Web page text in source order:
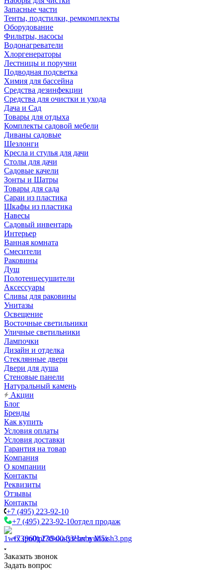
Запасные части
Тенты, подстилки, ремкомплекты
Оборудование
Фильтры, насосы
Водонагреватели
Хлоргенераторы
Лестницы и поручни
Подводная подсветка
Химия для бассейна
Средства дезинфекции
Средства для очистки и ухода
Дача и Сад
Товары для отдыха
Комплекты садовой мебели
Диваны садовые
Шезлонги
Кресла и стулья для дачи
Столы для дачи
Садовые качели
Зонты и Шатры
Товары для сада
Сараи из пластика
Шкафы из пластика
Навесы
Садовый инвентарь
Интерьер
Ванная комната
Смесители
Раковины
Душ
Полотенцесушители
Аксессуары
Сливы для раковины
Унитазы
Освещение
Восточные светильники
Уличные светильники
Лампочки
Дизайн и отделка
Стеклянные двери
Двери для душа
Стеновые панели
Натуральный камень
Акции
Блог
Бренды
Как купить
Условия оплаты
Условия доставки
Гарантия на товар
Компания
О компании
Контакты
Реквизиты
Отзывы
Контакты
+7 (495) 223-92-10
+7 (495) 223-92-10отдел продаж
+7 (960) 230-00-33Чат в Max
Заказать звонок
Задать вопрос